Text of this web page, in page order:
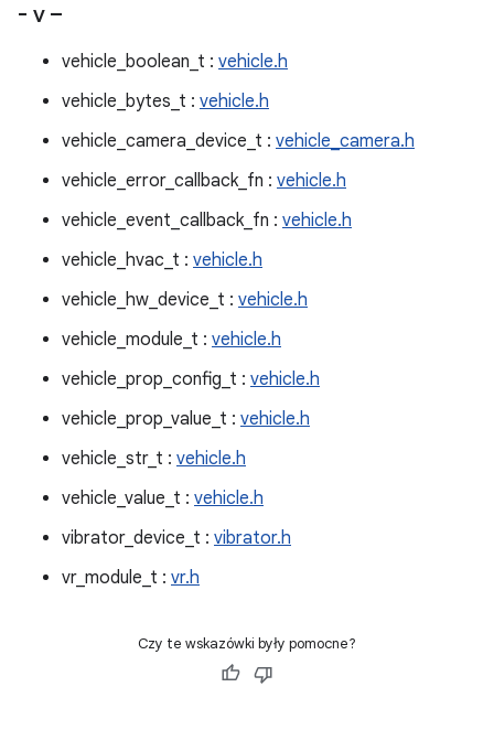
- v –
vehicle_boolean_t : vehicle.h
vehicle_bytes_t : vehicle.h
vehicle_camera_device_t : vehicle_camera.h
vehicle_error_callback_fn : vehicle.h
vehicle_event_callback_fn : vehicle.h
vehicle_hvac_t : vehicle.h
vehicle_hw_device_t : vehicle.h
vehicle_module_t : vehicle.h
vehicle_prop_config_t : vehicle.h
vehicle_prop_value_t : vehicle.h
vehicle_str_t : vehicle.h
vehicle_value_t : vehicle.h
vibrator_device_t : vibrator.h
vr_module_t : vr.h
Czy te wskazówki były pomocne?